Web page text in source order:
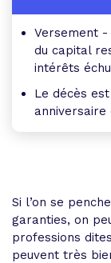
Versement
du capital
intérêts
Le décès
anniversaire
Si l’on se
garanties, on
professions
peuvent très